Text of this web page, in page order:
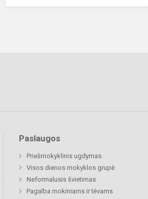
Paslaugos
Priešmokyklinis ugdymas
Visos dienos mokyklos grupė
Neformalusis švietimas
Pagalba mokiniams ir tėvams